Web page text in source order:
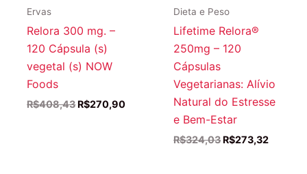
Ervas
Relora 300 mg. –
120 Cápsula (s)
vegetal (s) NOW
Foods
R$408,43 O
R$270,90O
Dieta e Peso
Lifetime Relora®
250mg – 120
Cápsulas
Vegetarianas: Alívio
Natural do Estresse
e Bem-Estar
R$324,03 O
R$273,32O